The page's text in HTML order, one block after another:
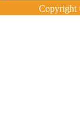
Copyright